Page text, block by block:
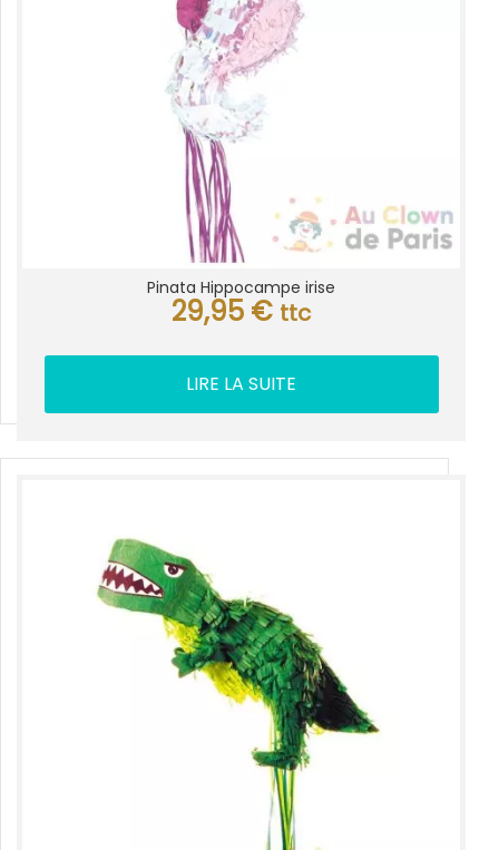
Pinata Hippocampe irise
29,95 € ttc
LIRE LA SUITE